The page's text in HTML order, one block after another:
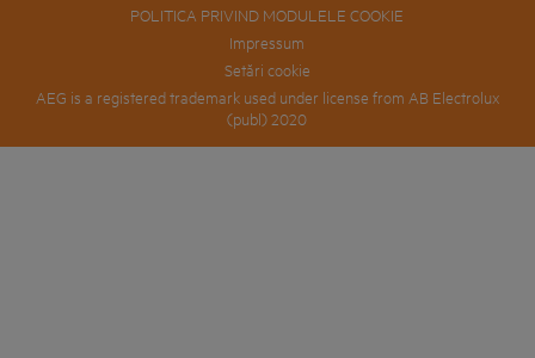
POLITICA PRIVIND MODULELE COOKIE
Impressum
Setări cookie
AEG is a registered trademark used under license from AB Electrolux
(publ) 2020